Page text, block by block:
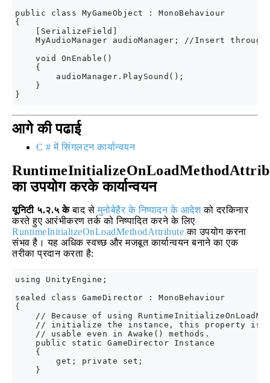
public class MyGameObject : MonoBehaviour
{
    [SerializeField]
MyAudioManager audioManager; //Insert through
    void OnEnable()
    {
        audioManager.PlaySound();
    }
आगे की पढाई
C # में सिंगलटन कार्यान्वयन
का उपयोग करके कार्यान्वयन
यूनिटी ५.२.५ केबाद सेमुनोबेहैर के निष्पादन के आदेशको दरकिनार
करते हुए आरंभीकरण तर्क को निष्पादित करने के लिए
RuntimeInitializeOnLoadMethodAttribute का उपयोग करना
संभव है। यह अधिक स्वच्छ और मजबूत कार्यान्वयन बनाने का एक
तरीका प्रदान करता है:
using UnityEngine;
sealed class GameDirector : MonoBehaviour
{
// Because of using
// initialize the instance, this property is
    // usable even in Awake() methods.
    public static GameDirector Instance
    {
        get; private set;
    }